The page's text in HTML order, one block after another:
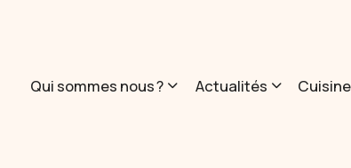
Qui sommes nous ? Actualités